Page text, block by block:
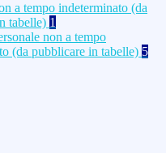
a tempo indeterminato (da
tabelle) 1
non a tempo
(da pubblicare in tabelle) 5